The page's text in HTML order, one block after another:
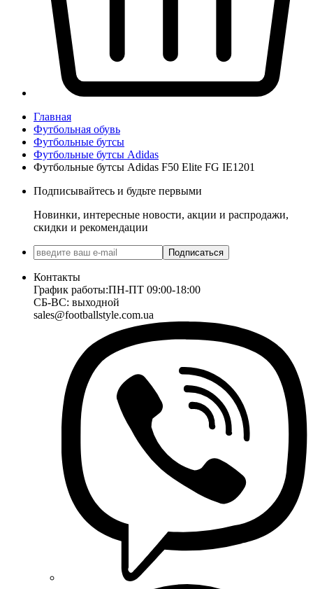
Главная
Футбольная обувь
Футбольные бутсы
Футбольные бутсы Adidas
Футбольные бутсы Adidas F50 Elite FG IE1201
Подписывайтесь и будьте первыми
Новинки, интересные новости, акции и распродажи,
скидки и рекомендации
Подписаться
Контакты
График работы:ПН-ПТ 09:00-18:00
СБ-ВС: выходной
sales@footballstyle.com.ua